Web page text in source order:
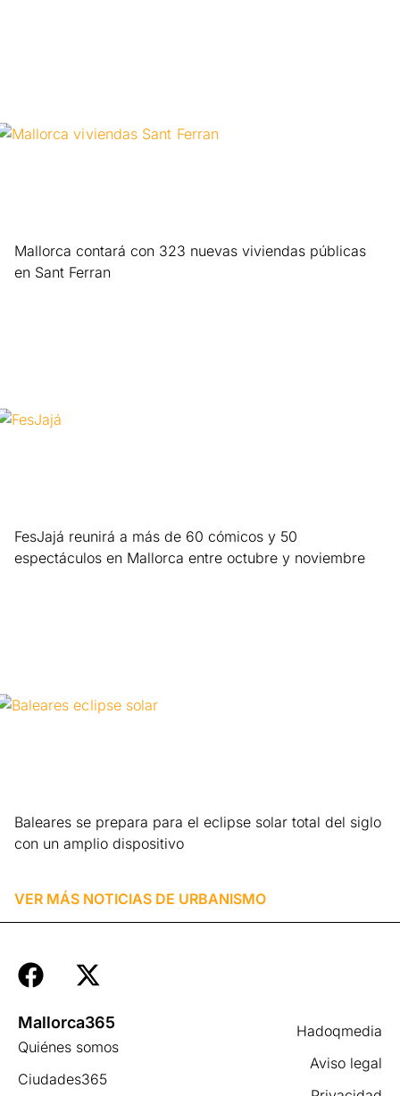
Mallorca contará con 323 nuevas viviendas públicas
en Sant Ferran
FesJajá reunirá a más de 60 cómicos y 50
espectáculos en Mallorca entre octubre y noviembre
Baleares se prepara para el eclipse solar total del siglo
con un amplio dispositivo
VER MÁS NOTICIAS DE URBANISMO
Hadoqmedia
Aviso legal
Mallorca365
Quiénes somos
Ciudades365